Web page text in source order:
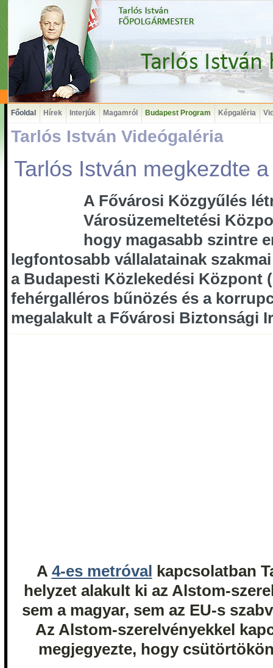
Főoldal Hírek Interjúk Magamról Budapest Program Képgaléria
Tarlós István Videógaléria
Tarlós István megkezdte
A Fővárosi Közgyűlés
Városüzemeltetési
hogy magasabb szintre
legfontosabb vállalatainak
a Budapesti Közlekedési Központ
fehérgalléros bűnözés és a
megalakult a Fővárosi Biztonsági
A 4-es metróval kapcsolatban
helyzet alakult ki az Alstom-
sem a magyar, sem az EU-s
Az Alstom-szerelvényekkel
megjegyezte, hogy